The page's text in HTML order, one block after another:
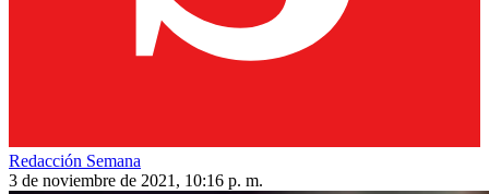
Redacción Semana
3 de noviembre de 2021, 10:16 p. m.